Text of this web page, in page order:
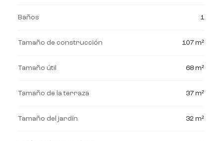
Baños 1
Tamaño de construcción 107 m²
Tamaño útil 68 m²
Tamaño de la terraza 37 m²
Tamaño del jardín 32 m²